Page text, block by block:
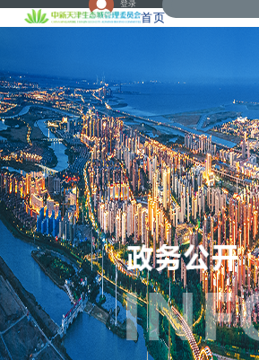
登录
首页